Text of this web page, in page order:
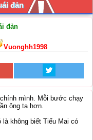
đản
đản
Vuonghh1998
mình. Mỗi bước chạy
ông ta hơn.
không biết Tiểu Mai có